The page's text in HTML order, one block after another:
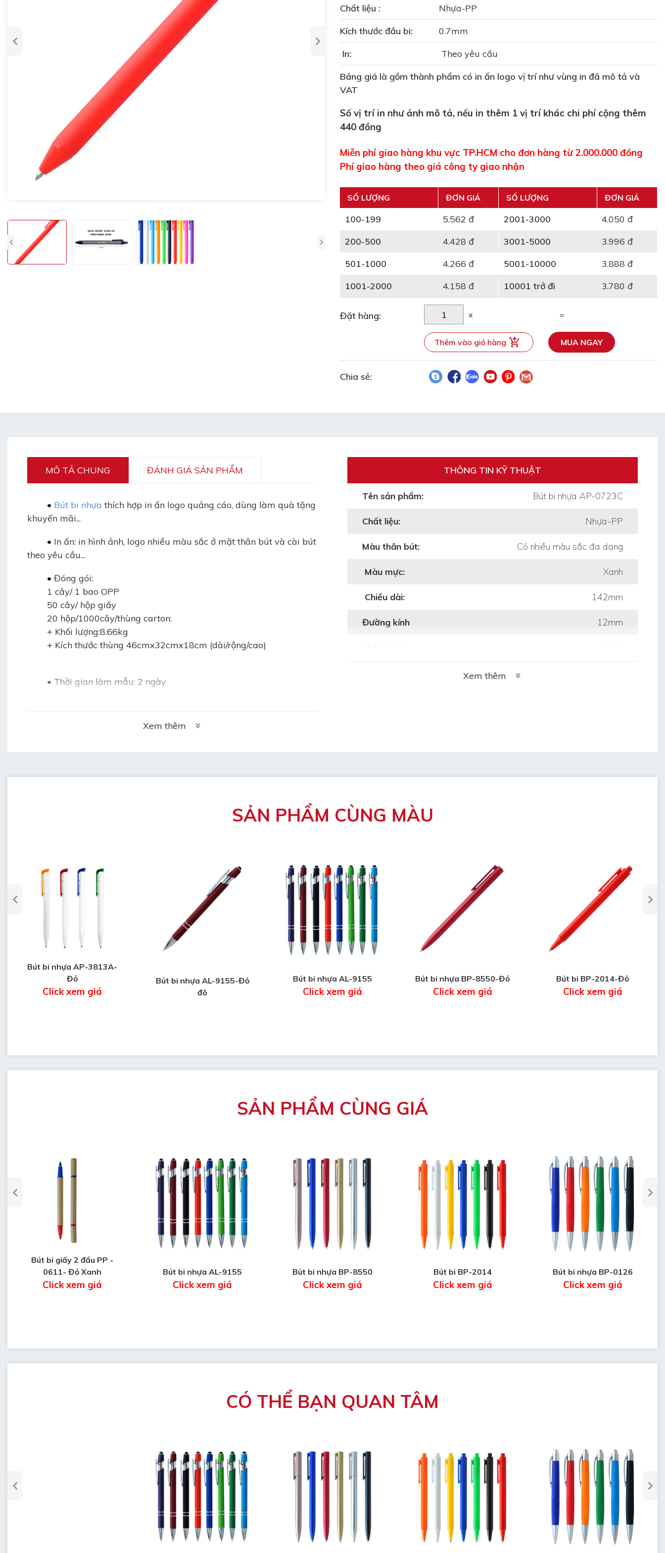
Chất liệu :
Nhựa-PP
Kích thước đầu bi:
0.7mm
In:
Theo yêu cầu
Bảng giá là gồm thành phẩm có in ấn logo vị trí như vùng in đã mô tả và
VAT
Số vị trí in như ảnh mô tả, nếu in thêm 1 vị trí khác chi phí cộng thêm
440 đồng
Miễn phí giao hàng khu vực TP.HCM cho đơn hàng từ 2.000.000 đồng
Phí giao hàng theo giá công ty giao nhận
SỐ LƯỢNG ĐƠN GIÁ
100-199
5.562 đ
200-500
4.428 đ
501-1000
4.266 đ
1001-2000
4.158 đ
SỐ LƯỢNG ĐƠN GIÁ
2001-3000
4.050 đ
3001-5000
3.996 đ
5001-10000
3.888 đ
10001 trở đi
3.780 đ
Đặt hàng: x =
Thêm vào giỏ hàng MUA NGAY
Chia sẻ:
MÔ TẢ CHUNG ĐÁNH GIÁ SẢN PHẨM
• Bút bi nhựa thích hợp in ấn logo quảng cáo, dùng làm quà tặng
khuyến mãi...
• In ấn: in hình ảnh, logo nhiều màu sắc ở mặt thân bút và cài bút
theo yêu cầu...
• Đóng gói:
1 cây/ 1 bao OPP
50 cây/ hộp giấy
20 hộp/1000cây/thùng carton:
+ Khối lượng:8.66kg
+ Kích thước thùng 46cmx32cmx18cm (dài/rộng/cao)
• Thời gian làm mẫu: 2 ngày
Bảo hành: 3 tháng khi chưa sử dụng mà bị hỏng
Xem thêm
THÔNG TIN KỸ THUẬT
Tên sản phẩm: Bút bi nhựa AP-0723C
Chất liệu: Nhựa-PP
Màu thân bút: Có nhiều màu sắc đa dạng
Màu mực: Xanh
Chiều dài: 142mm
Đường kính 12mm
Khối lượng:
Xem thêm
SẢN PHẨM CÙNG MÀU
Bút bi nhựa AP-3813A-
Đỏ
Click xem giá
Bút bi nhựa AL-9155-Đỏ
đô
Bút bi nhựa AL-9155
Click xem giá
Bút bi nhựa BP-8550-Đỏ
Click xem giá
Bút bi BP-2014-Đỏ
Click xem giá
SẢN PHẨM CÙNG GIÁ
Bút bi giấy 2 đầu PP -
0611- Đỏ Xanh
Click xem giá
Bút bi nhựa AL-9155
Click xem giá
Bút bi nhựa BP-8550
Click xem giá
Bút bi BP-2014
Click xem giá
Bút bi nhựa BP-0126
Click xem giá
CÓ THỂ BẠN QUAN TÂM